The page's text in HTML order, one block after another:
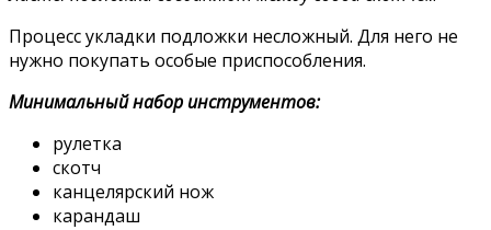
Процесс укладки подложки несложный. Для него не
нужно покупать особые приспособления.
Минимальный набор инструментов:
рулетка
скотч
канцелярский нож
карандаш